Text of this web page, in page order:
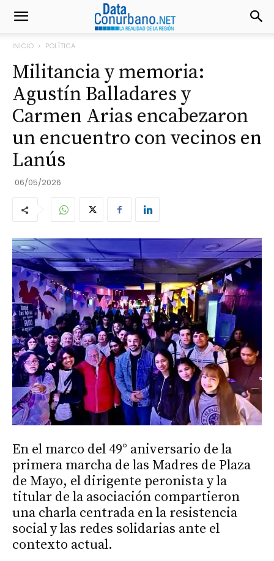
INICIO POLÍTICA
Militancia y memoria:
Agustín Balladares y
Carmen Arias encabezaron
un encuentro con vecinos en
Lanús
06/05/2026
En el marco del 49° aniversario de la
primera marcha de las Madres de Plaza
de Mayo, el dirigente peronista y la
titular de la asociación compartieron
una charla centrada en la resistencia
social y las redes solidarias ante el
contexto actual.